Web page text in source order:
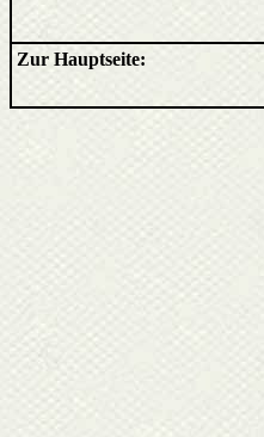
Zur Hauptseite: